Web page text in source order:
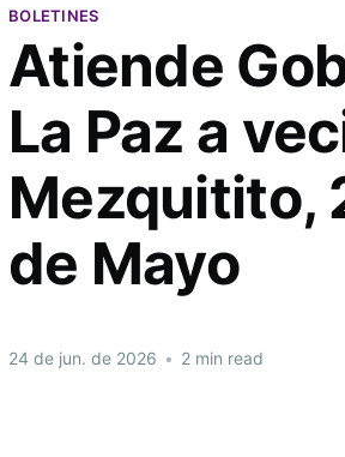
BOLETINES
Atiende
La Paz a
Mezquitito,
de Mayo
24 de jun. de 2026 • 2 min read